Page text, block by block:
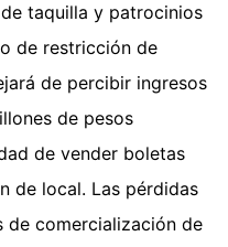
taquilla y patrocinios
de restricción de
de percibir ingresos
de pesos
de vender boletas
de local. Las pérdidas
de comercialización de